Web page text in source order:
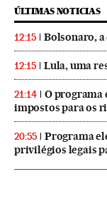
ÚLTIMAS NOTICIAS
12:15 Bolsonaro,
12:15 Lula, uma
21:14
O programa
impostos para os
20:55
Programa
privilégios legais